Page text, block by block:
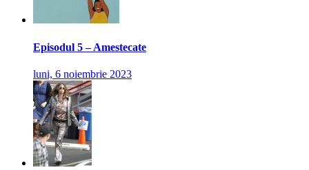
Episodul 5 – Amestecate
luni, 6 noiembrie 2023